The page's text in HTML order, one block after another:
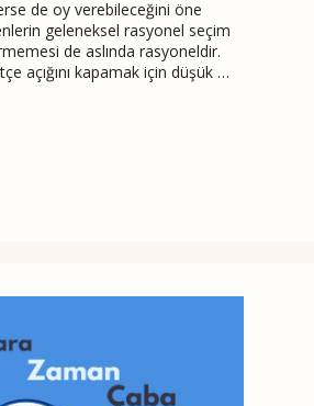
de oy verebileceğini öne
geleneksel rasyonel seçim
de aslında rasyoneldir.
açığını kapamak için düşük …